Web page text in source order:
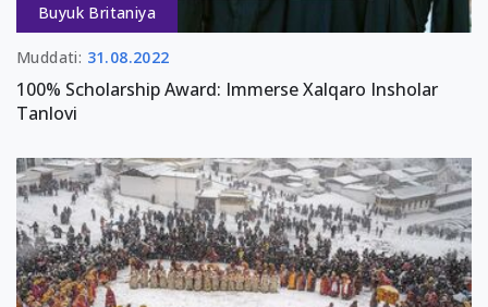
Buyuk Britaniya
Muddati: 31.08.2022
100% Scholarship Award: Immerse Xalqaro Insholar
Tanlovi